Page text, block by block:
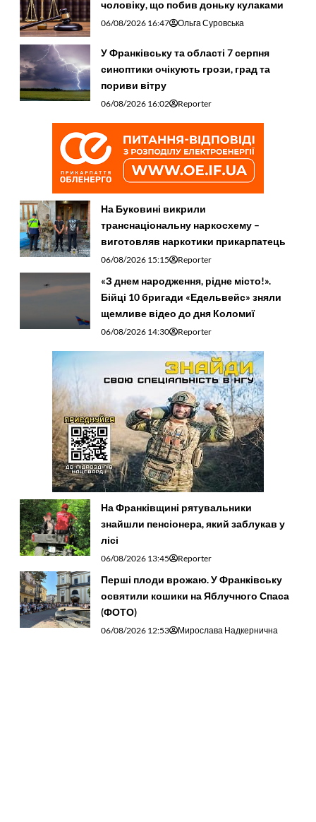
чоловіку, що побив доньку кулаками
06/08/2026 16:47 Ольга Суровська
У Франківську та області 7 серпня
синоптики очікують грози, град та
пориви вітру
06/08/2026 16:02 Reporter
На Буковині викрили
транснаціональну наркосхему –
виготовляв наркотики прикарпатець
06/08/2026 15:15 Reporter
«З днем народження, рідне місто!».
Бійці 10 бригади «Едельвейс» зняли
щемливе відео до дня Коломиї
06/08/2026 14:30 Reporter
На Франківщині рятувальники
знайшли пенсіонера, який заблукав у
лісі
06/08/2026 13:45 Reporter
Перші плоди врожаю. У Франківську
освятили кошики на Яблучного Спаса
(ФОТО)
06/08/2026 12:53 Мирослава Надкернична